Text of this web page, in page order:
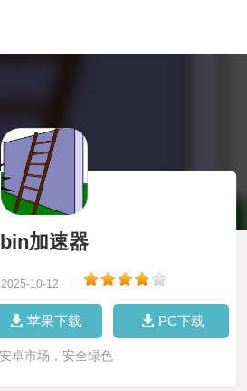
bin加速器
10-12
苹果下载 PC下载
安卓市场，安全绿色